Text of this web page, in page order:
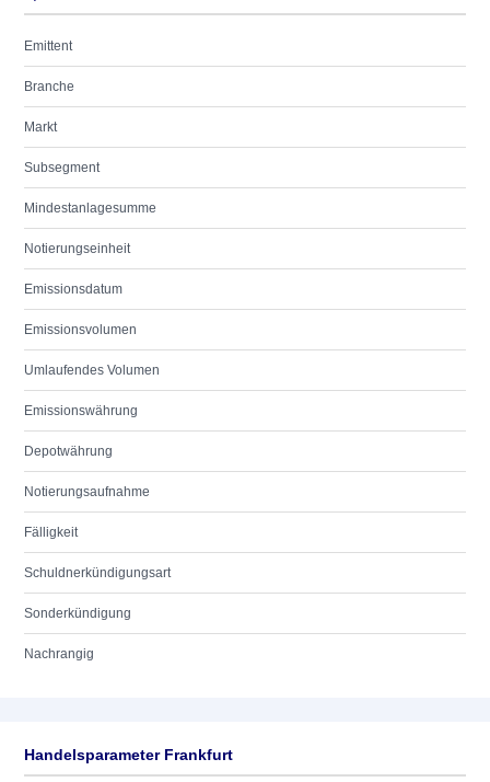
Emittent
Branche
Markt
Subsegment
Mindestanlagesumme
Notierungseinheit
Emissionsdatum
Emissionsvolumen
Umlaufendes Volumen
Emissionswährung
Depotwährung
Notierungsaufnahme
Fälligkeit
Schuldnerkündigungsart
Sonderkündigung
Nachrangig
Handelsparameter Frankfurt